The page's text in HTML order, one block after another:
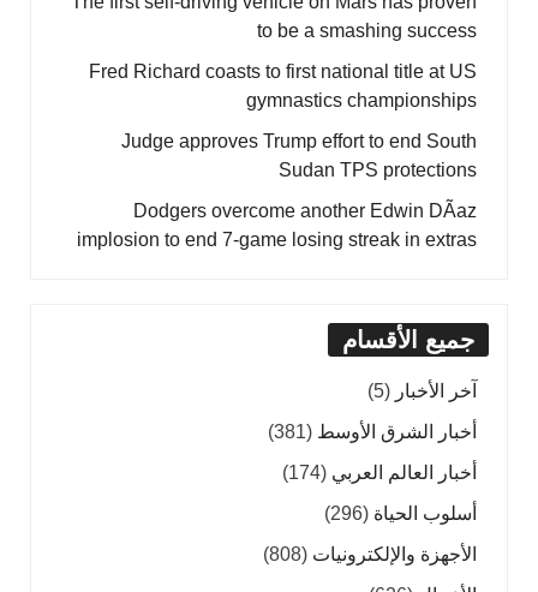
to be a smashing success
Fred Richard coasts to first national title at US
gymnastics championships
Judge approves Trump effort to end South
Sudan TPS protections
Dodgers overcome another Edwin DÃ­az
implosion to end 7-game losing streak in extras
جميع الأقسام
آخر الأخبار (5)
أخبار الشرق الأوسط (381)
أخبار العالم العربي (174)
أسلوب الحياة (296)
الأجهزة والإلكترونيات (808)